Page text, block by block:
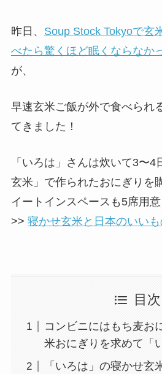
昨日、 Soup Stock Tokyoで玄
べたら驚くほど眠くならなか
が、
早速玄米ご飯が外で食べられ
てきました！
「いろは」さんは炊いて3〜
玄米」で作られたおにぎりを
イートインスペースも5席用意
>> 寝かせ玄米と日本のいい
目次
コンビニにはもち麦お
米おにぎりを求めて「
「いろは」の寝かせ玄